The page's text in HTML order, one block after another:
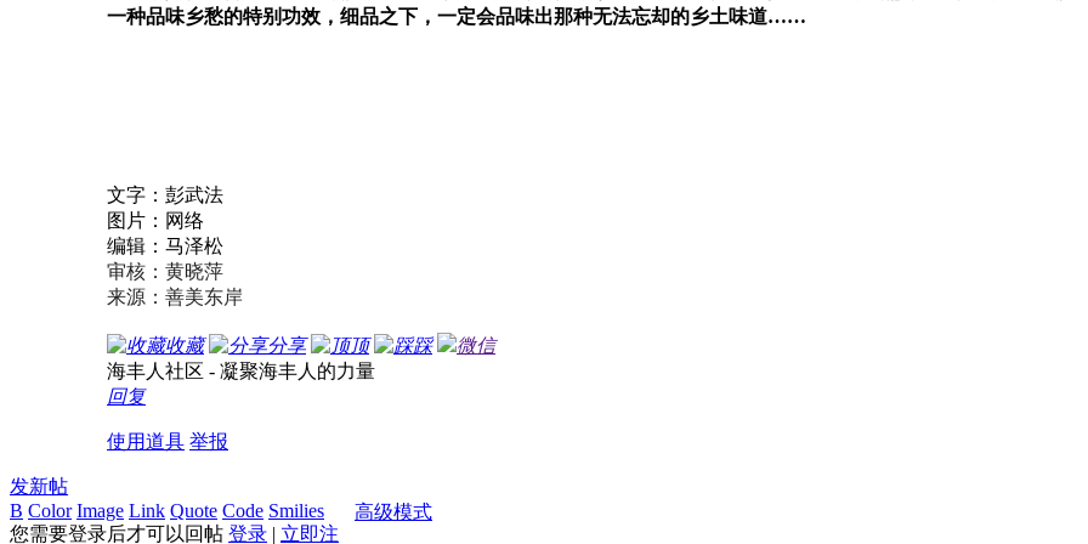
一种品味乡愁的特别功效，细品之下，一定会品味出那种无法忘却的乡土味道……
文字：彭武法
图片：网络
编辑：马泽松
审核：黄晓萍
来源：善美东岸
收藏 分享 顶 踩
微信
海丰人社区 - 凝聚海丰人的力量
回复
使用道具 举报
发新帖
高级模式
B Color Image Link Quote Code Smilies
您需要登录后才可以回帖 登录 | 立即注